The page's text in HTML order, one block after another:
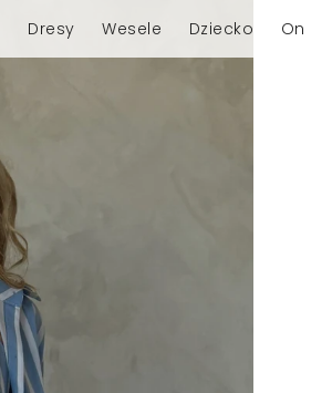
Dresy Wesele Dziecko On